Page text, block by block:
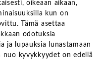
oikeaan aikaan,
kun on
Tämä asettaa
odotuksia
ja lupauksia lunastamaan
kyvykkyydet on edellä